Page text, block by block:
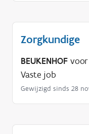
Zorgkundige
BEUKENHOF
Vaste job
Gewijzigd sinds 28